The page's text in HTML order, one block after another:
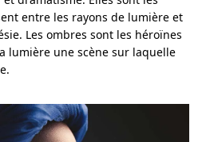
entre les rayons de lumière et
Les ombres sont les héroïnes
lumière une scène sur laquelle